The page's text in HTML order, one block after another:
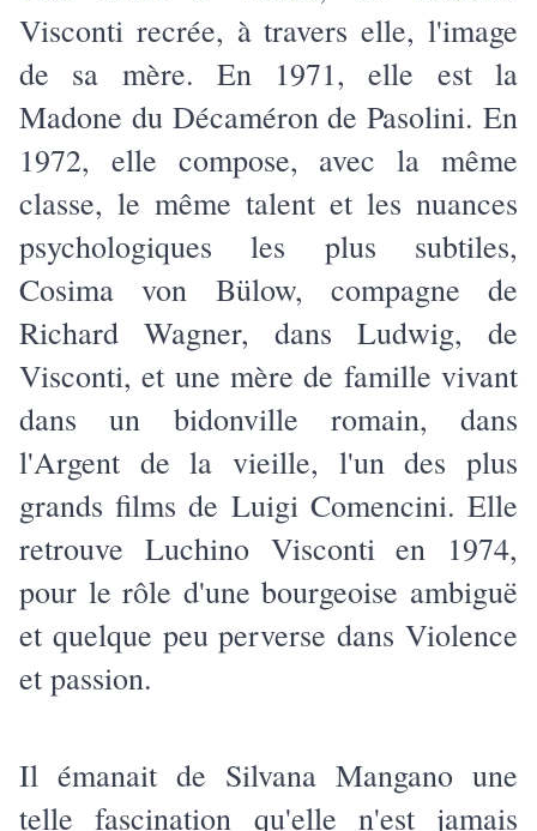
Visconti recrée, à travers elle, l'image
de sa mère. En 1971, elle est la
Madone du Décaméron de Pasolini. En
1972, elle compose, avec la même
classe, le même talent et les nuances
psychologiques les plus subtiles,
Cosima von Bülow, compagne de
Richard Wagner, dans Ludwig, de
Visconti, et une mère de famille vivant
dans un bidonville romain, dans
l'Argent de la vieille, l'un des plus
grands films de Luigi Comencini. Elle
retrouve Luchino Visconti en 1974,
pour le rôle d'une bourgeoise ambiguë
et quelque peu perverse dans Violence
et passion.
Il émanait de Silvana Mangano une
telle fascination qu'elle n'est jamais